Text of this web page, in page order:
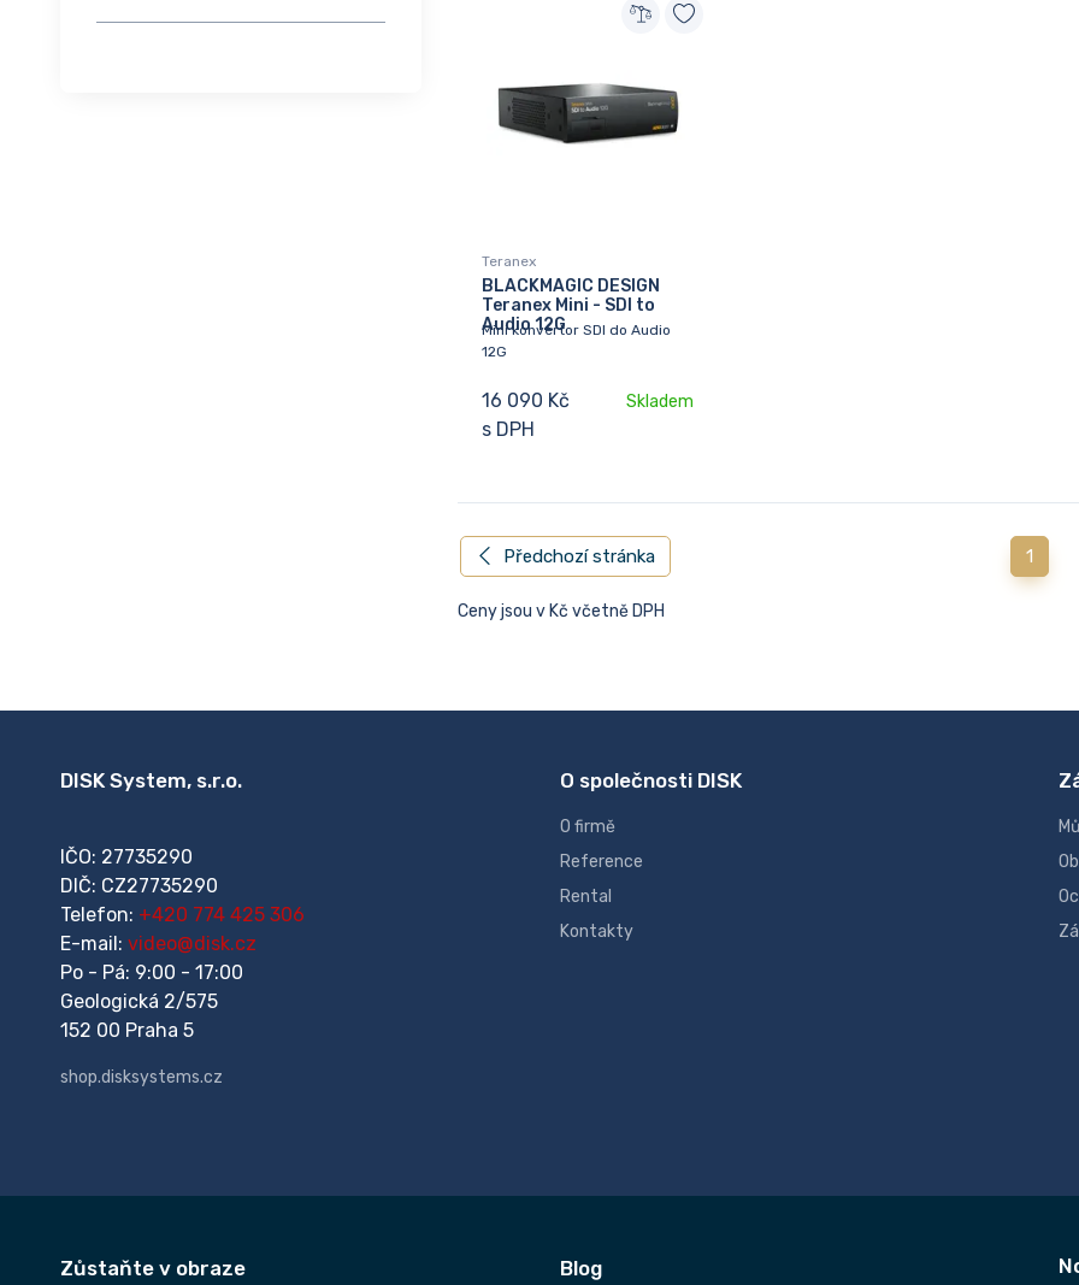
Teranex
BLACKMAGIC DESIGN
Teranex Mini - SDI to
Audio 12G
Mini konvertor SDI do Audio
12G
16 090 Kč
s DPH
Skladem
Předchozí stránka 1
Ceny jsou v Kč včetně DPH
DISK System, s.r.o.
IČO: 27735290
DIČ: CZ27735290
Telefon: +420 774 425 306
E-mail: video@disk.cz
Po - Pá: 9:00 - 17:00
Geologická 2/575
152 00 Praha 5
shop.disksystems.cz
O společnosti DISK
O firmě
Reference
Rental
Kontakty
Zůstaňte v obraze Blog